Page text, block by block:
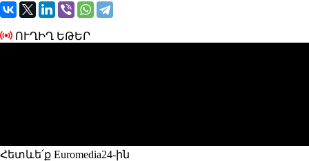
ՈՒՂԻՂ ԵԹԵՐ
Հետևե՛ք Euromedia24-ին